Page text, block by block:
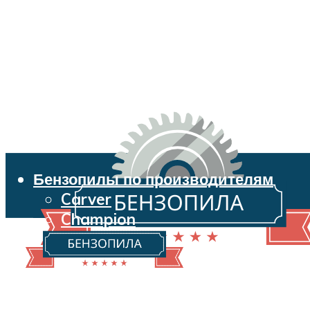
Бензопилы по производителям
Carver
Champion
Echo
Husqvarna